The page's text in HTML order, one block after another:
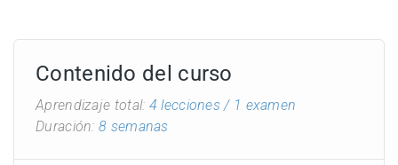
Contenido del curso
Aprendizaje total: 4 lecciones / 1 examen
Duración: 8 semanas